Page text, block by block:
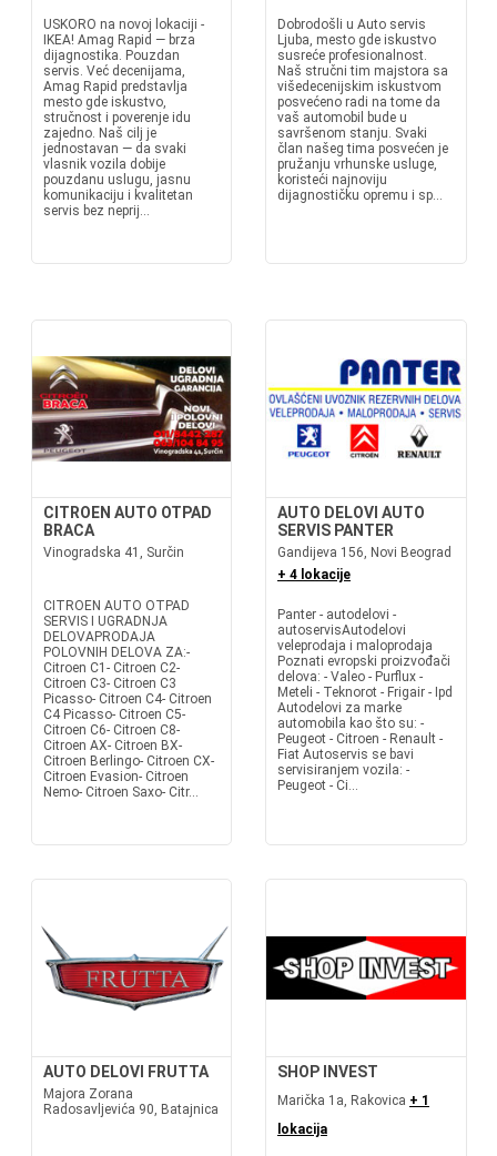
USKORO na novoj lokaciji -
IKEA! Amag Rapid — brza
dijagnostika. Pouzdan
servis. Već decenijama,
Amag Rapid predstavlja
mesto gde iskustvo,
stručnost i poverenje idu
zajedno. Naš cilj je
jednostavan — da svaki
vlasnik vozila dobije
pouzdanu uslugu, jasnu
komunikaciju i kvalitetan
servis bez neprij...
Dobrodošli u Auto servis
Ljuba, mesto gde iskustvo
susreće profesionalnost.
Naš stručni tim majstora sa
višedecenijskim iskustvom
posvećeno radi na tome da
vaš automobil bude u
savršenom stanju. Svaki
član našeg tima posvećen je
pružanju vrhunske usluge,
koristeći najnoviju
dijagnostičku opremu i sp...
CITROEN AUTO OTPAD
BRACA
Vinogradska 41, Surčin
CITROEN AUTO OTPAD
SERVIS I UGRADNJA
DELOVAPRODAJA
POLOVNIH DELOVA ZA:-
Citroen C1- Citroen C2-
Citroen C3- Citroen C3
Picasso- Citroen C4- Citroen
C4 Picasso- Citroen C5-
Citroen C6- Citroen C8-
Citroen AX- Citroen BX-
Citroen Berlingo- Citroen CX-
Citroen Evasion- Citroen
Nemo- Citroen Saxo- Citr...
AUTO DELOVI AUTO
SERVIS PANTER
Gandijeva 156, Novi Beograd
+ 4 lokacije
Panter - autodelovi -
autoservisAutodelovi
veleprodaja i maloprodaja
Poznati evropski proizvođači
delova: - Valeo - Purflux -
Meteli - Teknorot - Frigair - Ipd
Autodelovi za marke
automobila kao što su: -
Peugeot - Citroen - Renault -
Fiat Autoservis se bavi
servisiranjem vozila: -
Peugeot - Ci...
AUTO DELOVI FRUTTA
Majora Zorana
Radosavljevića 90, Batajnica
SHOP INVEST
Marička 1a, Rakovica + 1
lokacija